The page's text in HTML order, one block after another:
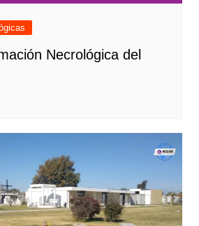
Necrológica del